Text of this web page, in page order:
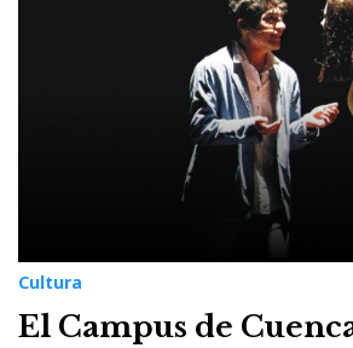
Cultura
El Campus de